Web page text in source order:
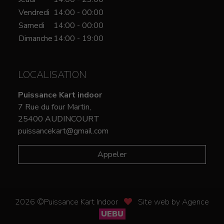
Vendredi 14:00 - 00:00
Samedi
14:00 - 00:00
Dimanche 14:00 - 19:00
LOCALISATION
Puissance Kart indoor
7 Rue du four Martin,
25400 AUDINCOURT
puissancekart@gmail.com
Appeler
2026 ©Puissance Kart Indoor
Site web by Agence
UEBU